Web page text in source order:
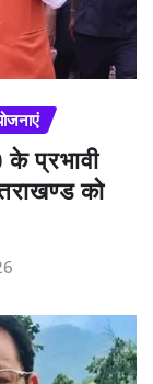
प्रभावी
को